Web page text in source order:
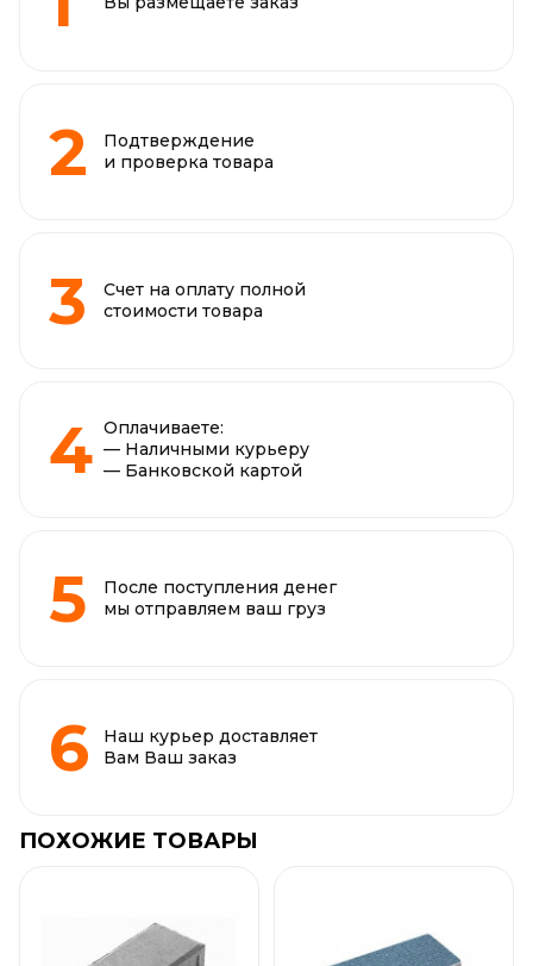
Подтверждение
и проверка товара
Счет на оплату полной
стоимости товара
Оплачиваете:
— Наличными курьеру
— Банковской картой
После поступления денег
мы отправляем ваш груз
Наш курьер доставляет
Вам Ваш заказ
ПОХОЖИЕ ТОВАРЫ